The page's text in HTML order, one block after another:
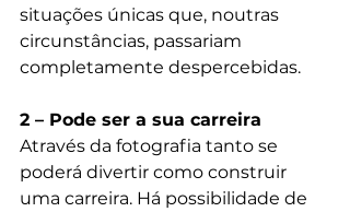
situações únicas que, noutras
circunstâncias, passariam
completamente despercebidas.
2 – Pode ser a sua carreira
Através da fotografia tanto se
poderá divertir como construir
uma carreira. Há possibilidade de